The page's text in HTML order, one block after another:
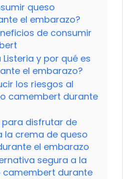
queso
el embarazo?
de consumir
Listeria y por qué es
el embarazo?
los riesgos al
camembert durante
para disfrutar de
la crema de queso
el embarazo
segura a la
camembert durante